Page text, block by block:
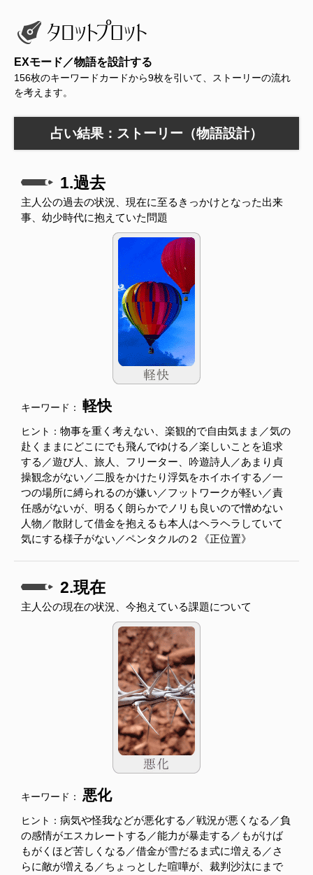
EXモード／物語を設計する
156枚のキーワードカードから9枚を引いて、ストーリーの流れ
を考えます。
占い結果：ストーリー（物語設計）
1.過去
主人公の過去の状況、現在に至るきっかけとなった出来
事、幼少時代に抱えていた問題
キーワード： 軽快
ヒント： 物事を重く考えない、楽観的で自由気まま／気の
赴くままにどこにでも飛んでゆける／楽しいことを追求
する／遊び人、旅人、フリーター、吟遊詩人／あまり貞
操観念がない／二股をかけたり浮気をホイホイする／一
つの場所に縛られるのが嫌い／フットワークが軽い／責
任感がないが、明るく朗らかでノリも良いので憎めない
人物／散財して借金を抱えるも本人はヘラヘラしていて
気にする様子がない／ペンタクルの２《正位置》
2.現在
主人公の現在の状況、今抱えている課題について
キーワード： 悪化
ヒント： 病気や怪我などが悪化する／戦況が悪くなる／負
の感情がエスカレートする／能力が暴走する／もがけば
もがくほど苦しくなる／借金が雪だるま式に増える／さ
らに敵が増える／ちょっとした喧嘩が、裁判沙汰にまで